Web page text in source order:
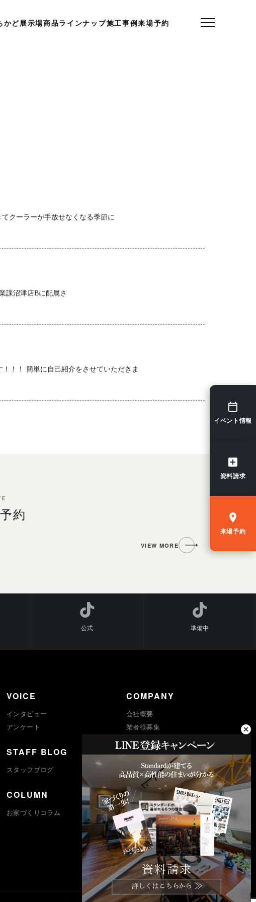
かど展示場商品ラインナップ施工事例来場予約
クーラーが手放せなくなる季節に
課沼津店Bに配属さ
！！ 簡単に自己紹介をさせていただきま
約
VIEW MORE
公式 準備中
VOICE
インタビュー
アンケート
STAFF BLOG
スタッフブログ
COLUMN
お家づくりコラム
COMPANY
会社概要
業者様募集
プライバシーポリシー
求人採用
イベント情報
資料請求
来場予約